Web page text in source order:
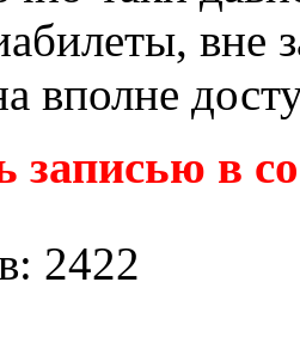
вне
вполне
записью в
2422